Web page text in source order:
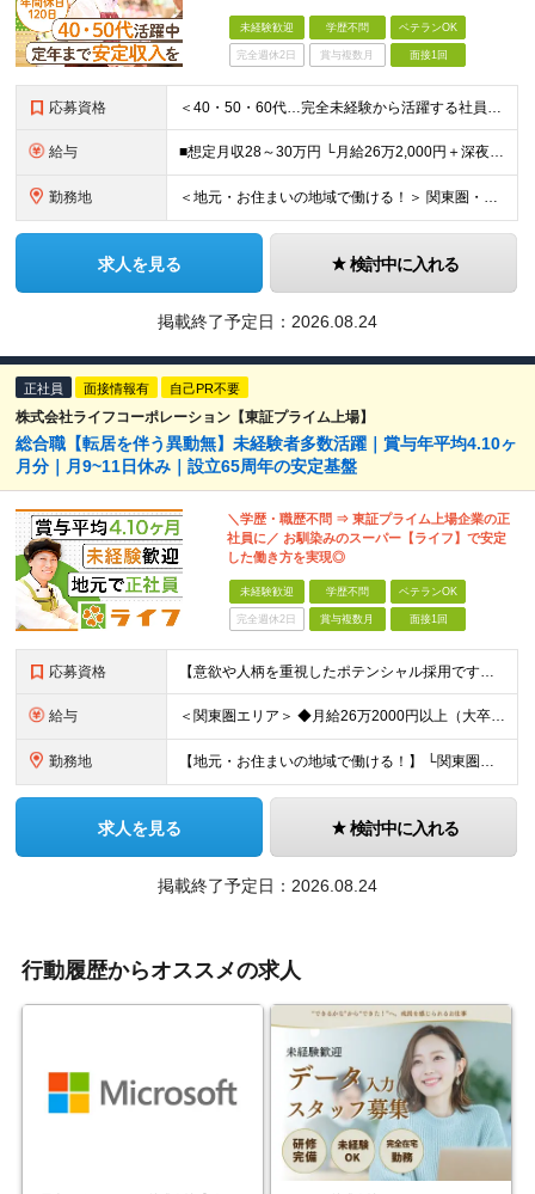
未経験歓迎 学歴不問 ベテランOK
完全週休2日 賞与複数月 面接1回
応募資格 ＜40・50・60代…完全未経験から活躍する社員多数！＞ ■学歴不問 ■要普通自動車運転免許（AT限定可） ※公共交通機関での通勤ができない時間帯での勤務ため、お住まいの場所によってはマイカー通勤が必須です（社有車の貸し出しはありません） ＜以下のような方を歓迎します＞ ◇安心・安定して働ける職場を探している方 ◇仕事に責任感を持って向き合える方
給与 ■想定月収28～30万円 └月給26万2,000円＋深夜手当2～４万円＋一時金年2回（計17万4,000円） ※残業代は別途全額支給いたします。 ※試用期間：3ヶ月あり。給与・待遇に差異はありません ～～～～～ ◆契約の更新：初回は直近の5月15日まで、その後1年ごとの更新 ◆更新上限：なし ～～～～～
勤務地 ＜地元・お住まいの地域で働ける！＞ 関東圏・関西圏のライフ各店舗のうち、22時以降も営業するいずれかの店舗へ配属となります。 ★公共交通機関での通勤 ★転居を伴う転勤はなし！ ＼関東圏／ 【東京都】 千代田区/中央区/台東区/北区/足立区/葛飾区/墨田区/江戸川区/江東区/品川区/大田区/渋谷区/目黒区/世田谷区/新宿区/中野区/豊島区/練馬区/港区/杉並区/武蔵野市/調布市/府中市 【埼玉県】 吉川市/新座市/蕨市 【神奈川県】 川崎市/横浜市/相模原市 ＼関西圏／ 【大阪府】 大阪市/豊中市/吹田市/枚方市/八尾市/寝屋川市/柏原市/摂津市/東大阪市 【京都府】 京都市 【兵庫県】 神戸市/西宮市 ※関西に本社あり※ （変更の範囲）上記を除く当社関連勤務地
求人を見る 検討中に入れる
掲載終了予定日：2026.08.24
正社員 面接情報有 自己PR不要
株式会社ライフコーポレーション【東証プライム上場】
総合職【転居を伴う異動無】未経験者多数活躍｜賞与年平均4.10ヶ
月分｜月9~11日休み｜設立65周年の安定基盤
＼学歴・職歴不問 ⇒ 東証プライム上場企業の正
社員に／ お馴染みのスーパー【ライフ】で安定
した働き方を実現◎
未経験歓迎 学歴不問 ベテランOK
完全週休2日 賞与複数月 面接1回
応募資格 【意欲や人柄を重視したポテンシャル採用です】 ◆学歴不問 ◆職種・業種未経験歓迎 ◆35歳以下の方を募集【若年層の長期キャリア形成を図るため】 ◎第二新卒の方、社会人デビューという方も歓迎します ＜以下のような方を歓迎します＞ ◇普段から馴染みのあるスーパーで働いてみたい方 ◇流通・小売業界に興味がある方 ◇安心・安定して働ける職場を探している方
給与 ＜関東圏エリア＞ ◆月給26万2000円以上（大卒） ◆月給25万2000円以上（短大・専門卒） ◆月給24万2000円以上（高卒・その他） ＜関西圏エリア＞ ◆月給25万4000円以上（大卒） ◆月給24万4000円以上（短大・専門卒） ◆月給23万4000円以上（高卒・その他） ※上記給与はあくまでも最低支給額となります。 ※スキルや年齢を考慮の上、当社規定により決定いたします。 ※経験者は優遇いたします。 ※残業代は別途全額支給いたします。 ※試用期間3ヶ月（期間中の給与・待遇に差異なし）
勤務地 【地元・お住まいの地域で働ける！】 └関東圏・関西圏のライフ各店舗へ配属となります ★公共交通機関での通勤 ★転居を伴う転勤はなし ＼関東圏／ 【東京都】 千代田区/中央区/荒川区/台東区/北区/足立区/葛飾区/墨田区/江戸川区/江東区/品川区/大田区/渋谷区/目黒区/世田谷区/新宿区/文京区/港区/中野区/豊島区/板橋区/練馬区/杉並区/武蔵野市/調布市/府中市/国立市 【埼玉県】 さいたま市/吉川市/越谷市/新座市/蕨市/所沢市 【神奈川県】 川崎市/横浜市/鎌倉市/相模原市/藤沢市 【千葉県】 千葉市/松戸市/市川市/柏市/佐倉市 ＼関西圏／ 【大阪府】 大阪市/堺市/岸和田市/豊中市/吹田市/高槻市/守口市/枚方市/八尾市/富田林市/寝屋川市/松原市/箕面市/柏原市/羽曳野市/門真市/摂津市/高石市/東大阪市 【京都府】 京都市/城陽市/八幡市 【兵庫県】 神戸市/尼崎市/西宮市/宝塚市/神崎郡福崎町/芦屋市 【奈良県】 大和高田市/御所市/吉野郡大淀町 ※関西に本社あり※ （変更の範囲）上記を除く当社関連勤務地
求人を見る 検討中に入れる
掲載終了予定日：2026.08.24
行動履歴からオススメの求人